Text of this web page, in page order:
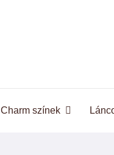
Charm színek